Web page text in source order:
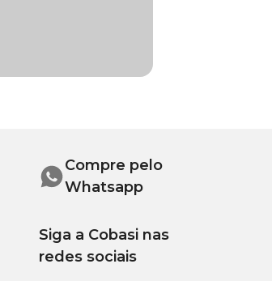
Compre pelo
Whatsapp
Siga a Cobasi nas
redes sociais